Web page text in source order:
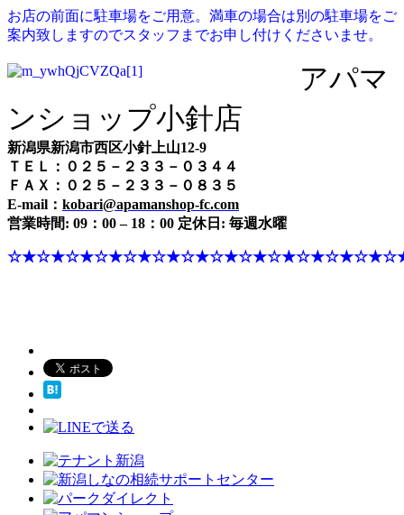
お店の前面に駐車場をご用意。満車の場合は別の駐車場をご
案内致しますのでスタッフまでお申し付けくださいませ。
アパマ
ンショップ小針店
新潟県新潟市西区小針上山12-9
ＴＥＬ：０２５－２３３－０３４４
ＦＡＸ：０２５－２３３－０８３５
E-mail： kobari@apamanshop-fc.com
営業時間: 09：00 – 18：00 定休日: 毎週水曜